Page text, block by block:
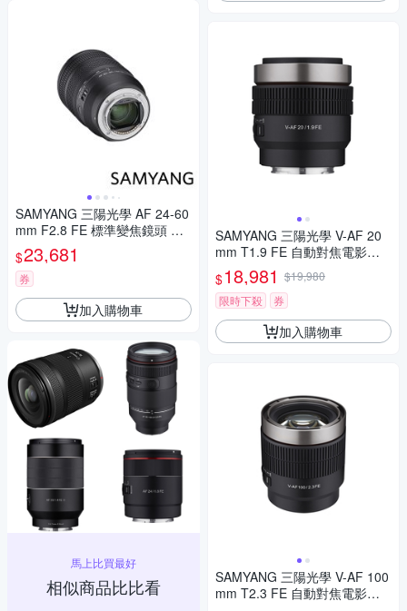
SAMYANG 三陽光學 AF 24-60
mm F2.8 FE 標準變焦鏡頭 公
司貨
$23,681
券
加入購物車
馬上比買最好
相似商品比比看
SAMYANG 三陽光學 V-AF 20
mm T1.9 FE 自動對焦電影鏡 S
ony FE 公司貨
$18,981 $19,980
限時下殺
券
加入購物車
SAMYANG 三陽光學 V-AF 100
mm T2.3 FE 自動對焦電影鏡 S